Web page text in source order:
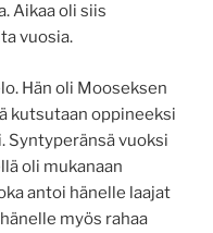
Aikaa oli siis
vuosia.
Hän oli Mooseksen
kutsutaan oppineeksi
Syntyperänsä vuoksi
oli mukanaan
antoi hänelle laajat
myös rahaa